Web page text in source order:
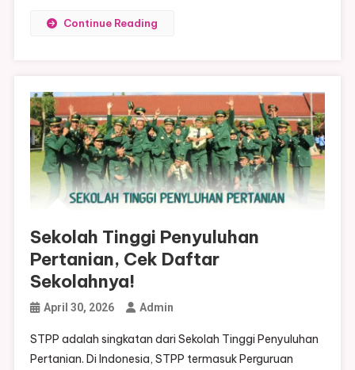
Continue Reading
Sekolah Tinggi Penyuluhan
Pertanian, Cek Daftar
Sekolahnya!
April 30, 2026 Admin
STPP adalah singkatan dari Sekolah Tinggi Penyuluhan
Pertanian. Di Indonesia, STPP termasuk Perguruan